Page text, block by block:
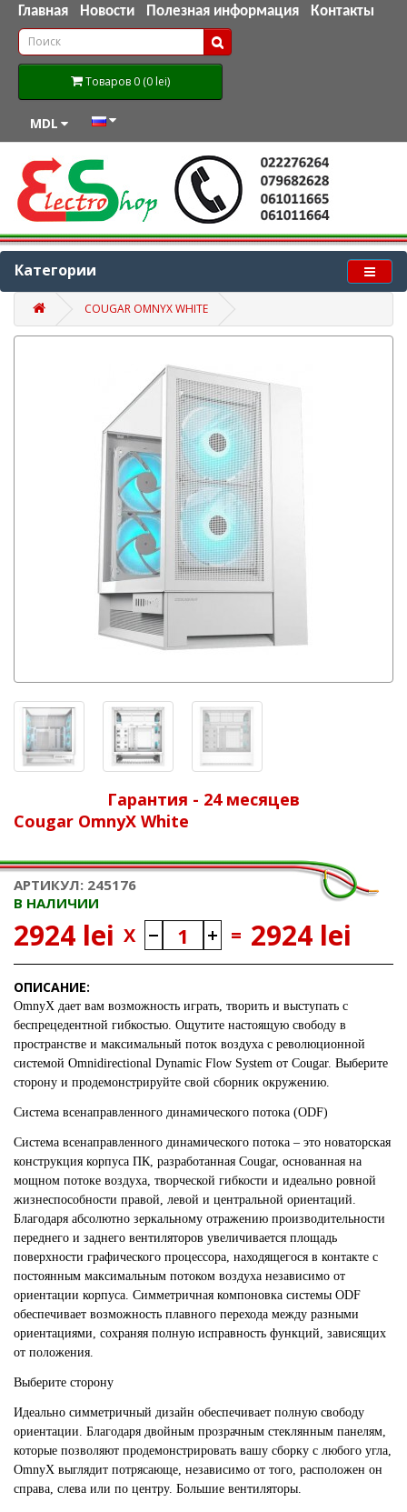
Главная Новости Полезная информация Контакты
Товаров 0 (0 lei)
MDL
Категории
COUGAR OMNYX WHITE
Гарантия - 24 месяцев
Cougar OmnyX White
АРТИКУЛ: 245176
В НАЛИЧИИ
2924 lei X = 2924 lei
ОПИСАНИЕ:
OmnyX дает вам возможность играть, творить и выступать с
беспрецедентной гибкостью. Ощутите настоящую свободу в
пространстве и максимальный поток воздуха с революционной
системой Omnidirectional Dynamic Flow System от Cougar. Выберите
сторону и продемонстрируйте свой сборник окружению.
Система всенаправленного динамического потока (ODF)
Система всенаправленного динамического потока – это новаторская
конструкция корпуса ПК, разработанная Cougar, основанная на
мощном потоке воздуха, творческой гибкости и идеально ровной
жизнеспособности правой, левой и центральной ориентаций.
Благодаря абсолютно зеркальному отражению производительности
переднего и заднего вентиляторов увеличивается площадь
поверхности графического процессора, находящегося в контакте с
постоянным максимальным потоком воздуха независимо от
ориентации корпуса. Симметричная компоновка системы ODF
обеспечивает возможность плавного перехода между разными
ориентациями, сохраняя полную исправность функций, зависящих
от положения.
Выберите сторону
Идеально симметричный дизайн обеспечивает полную свободу
ориентации. Благодаря двойным прозрачным стеклянным панелям,
которые позволяют продемонстрировать вашу сборку с любого угла,
OmnyX выглядит потрясающе, независимо от того, расположен он
справа, слева или по центру. Большие вентиляторы.